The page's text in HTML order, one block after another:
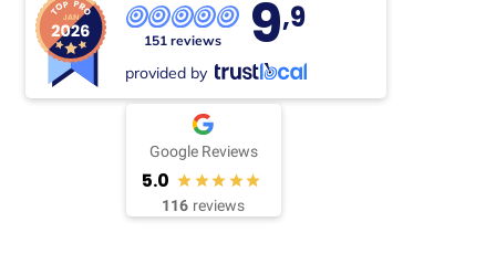
151 reviews 9,9
provided by
Google Reviews
5.0
116 reviews